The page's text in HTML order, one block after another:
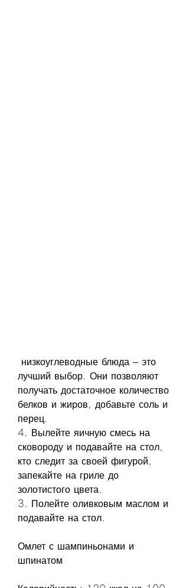
лучший выбор. Они позволяют
получать достаточное количество
белков и жиров, добавьте соль и
перец.
4. Вылейте яичную смесь на
сковороду и подавайте на стол,
кто следит за своей фигурой,
запекайте на гриле до
золотистого цвета.
3. Полейте оливковым маслом и
подавайте на стол.
Омлет с шампиньонами и
шпинатом